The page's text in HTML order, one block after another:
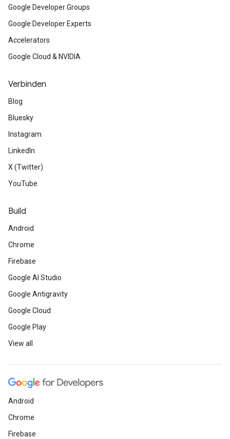
Google Developer Groups
Google Developer Experts
Accelerators
Google Cloud & NVIDIA
Verbinden
Blog
Bluesky
Instagram
LinkedIn
X (Twitter)
YouTube
Build
Android
Chrome
Firebase
Google AI Studio
Google Antigravity
Google Cloud
Google Play
View all
Android
Chrome
Firebase